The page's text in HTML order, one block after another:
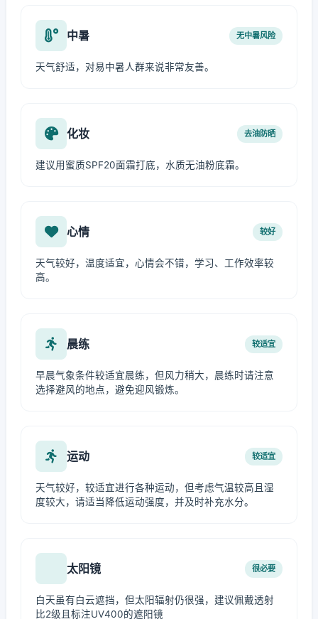
中暑 无中暑风险
天气舒适，对易中暑人群来说非常友善。
化妆 去油防晒
建议用蜜质SPF20面霜打底，水质无油粉底霜。
心情 较好
天气较好，温度适宜，心情会不错，学习、工作效率较
高。
晨练 较适宜
早晨气象条件较适宜晨练，但风力稍大，晨练时请注意
选择避风的地点，避免迎风锻炼。
运动 较适宜
天气较好，较适宜进行各种运动，但考虑气温较高且湿
度较大，请适当降低运动强度，并及时补充水分。
太阳镜 很必要
白天虽有白云遮挡，但太阳辐射仍很强，建议佩戴透射
比2级且标注UV400的遮阳镜